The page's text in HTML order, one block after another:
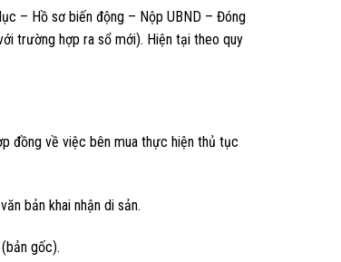
– Hồ sơ biến động – Nộp UBND – Đóng
trường hợp ra sổ mới). Hiện tại theo quy
đồng về việc bên mua thực hiện thủ tục
bản khai nhận di sản.
gốc).